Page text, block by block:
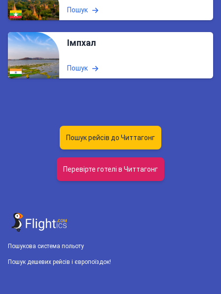
Пошук
Імпхал
Пошук
Пошук рейсів до Читтагонг
Перевірте готелі в Читтагонг
Пошукова система польоту
Пошук дешевих рейсів і європоїздок!